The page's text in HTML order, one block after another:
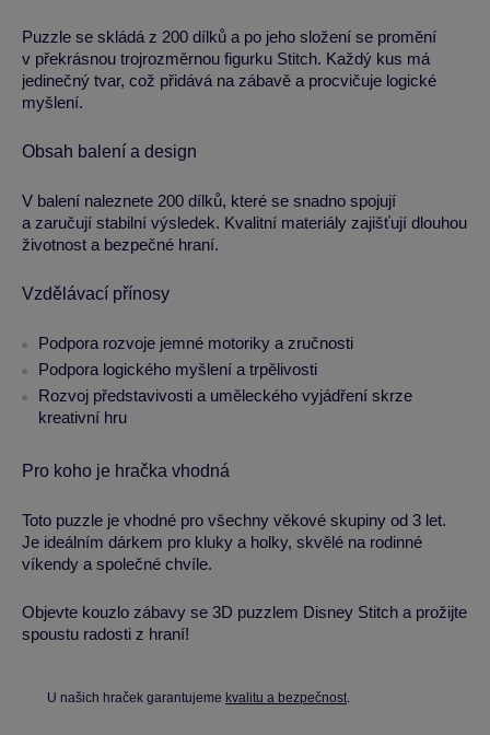
Puzzle se skládá z 200 dílků a po jeho složení se promění
v překrásnou trojrozměrnou figurku Stitch. Každý kus má
jedinečný tvar, což přidává na zábavě a procvičuje logické
myšlení.
Obsah balení a design
V balení naleznete 200 dílků, které se snadno spojují
a zaručují stabilní výsledek. Kvalitní materiály zajišťují dlouhou
životnost a bezpečné hraní.
Vzdělávací přínosy
Podpora rozvoje jemné motoriky a zručnosti
Podpora logického myšlení a trpělivosti
Rozvoj představivosti a uměleckého vyjádření skrze
kreativní hru
Pro koho je hračka vhodná
Toto puzzle je vhodné pro všechny věkové skupiny od 3 let.
Je ideálním dárkem pro kluky a holky, skvělé na rodinné
víkendy a společné chvíle.
Objevte kouzlo zábavy se 3D puzzlem Disney Stitch a prožijte
spoustu radosti z hraní!
U našich hraček garantujeme kvalitu a bezpečnost.